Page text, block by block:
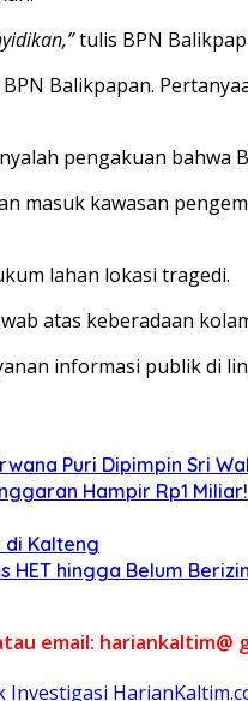
tulis BPN
Balikpapan.
pengakuan bahwa
masuk kawasan
lahan lokasi tragedi.
atas keberadaan
informasi publik di
Puri Dipimpin Sri
Hampir Rp1 Miliar!
di Kalteng
HET hingga Belum Berizin
email: hariankaltim@